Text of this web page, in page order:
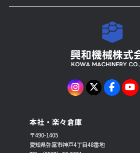
本社・楽々倉庫
〒490-1405
愛知県弥富市神戸4丁目48番地